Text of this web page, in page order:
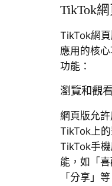
TikTok
TikTok網
應用的核
功能：
瀏覽和觀
網頁版允
TikTok上
TikTok手
能，如「
「分享」